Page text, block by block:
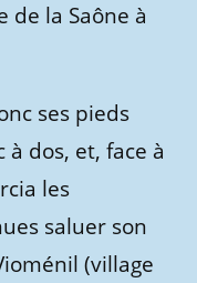
de la Saône à
ses pieds
dos, et, face à
les
saluer son
(village